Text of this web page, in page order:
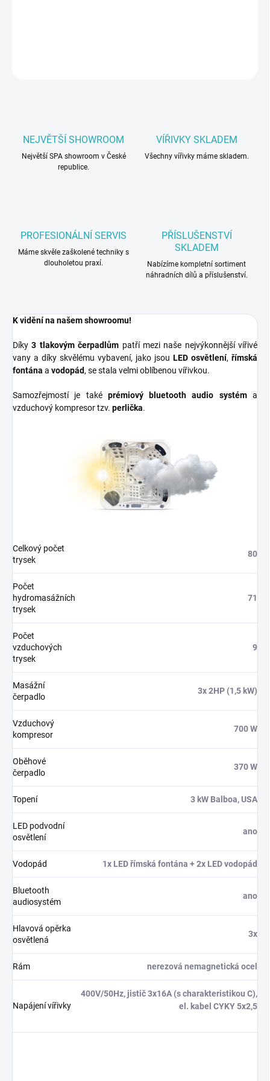
NEJVĚTŠÍ SHOWROOM
Největší SPA showroom v České
republice.
VÍŘIVKY SKLADEM
Všechny vířivky máme skladem.
PROFESIONÁLNÍ SERVIS
Máme skvěle zaškolené techniky s
dlouholetou praxí.
PŘÍSLUŠENSTVÍ
SKLADEM
Nabízíme kompletní sortiment
náhradních dílů a příslušenství.
K vidění na našem showroomu!
Díky 3 tlakovým čerpadlům patří mezi naše nejvýkonnější vířivé
vany a díky skvělému vybavení, jako jsou LED osvětlení, římská
fontána a vodopád, se stala velmi oblíbenou vířivkou.
Samozřejmostí je také prémiový bluetooth audio systém a
vzduchový kompresor tzv. perlička.
Celkový počet
trysek
80
Počet
hydromasážních
trysek
71
Počet
vzduchových
trysek
9
Masážní
čerpadlo
3x 2HP (1,5 kW)
Vzduchový
kompresor
700 W
Oběhové
čerpadlo
370 W
Topení 3 kW Balboa, USA
LED podvodní
osvětlení
ano
Vodopád 1x LED římská fontána + 2x LED vodopád
Bluetooth
audiosystém
ano
Hlavová opěrka
osvětlená
3x
Rám nerezová nemagnetická ocel
Napájení vířivky
400V/50Hz, jistič 3x16A (s charakteristikou C),
el. kabel CYKY 5x2,5